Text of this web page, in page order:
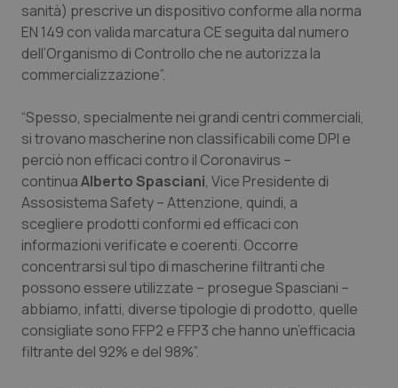
Marche
Molise
Piemonte
Provincia Autonoma di Bolzano
Provincia Autonoma di Trento
Puglia
Sardegna
Sicilia
Donna & Salute
Epatiti
HIV
Infezioni & Febbre
Ipertensione & Scompenso
Malattie rare
Malattia di Crohn & Rettocolite Ulcerosa
Neuroscienze & patologie neurodegenerative
sanità) prescrive un dispositivo conforme alla norma
EN 149 con valida marcatura CE seguita dal numero
dell’Organismo di Controllo che ne autorizza la
commercializzazione”.
“Spesso, specialmente nei grandi centri commerciali,
si trovano mascherine non classificabili come DPI e
perciò non efficaci contro il Coronavirus –
continuaAlberto Spasciani, Vice Presidente di
Assosistema Safety – Attenzione, quindi, a
scegliere prodotti conformi ed efficaci con
informazioni verificate e coerenti. Occorre
concentrarsi sul tipo di mascherine filtranti che
possono essere utilizzate – prosegue Spasciani –
abbiamo, infatti, diverse tipologie di prodotto, quelle
consigliate sono FFP2 e FFP3 che hanno un’efficacia
filtrante del 92% e del 98%”.